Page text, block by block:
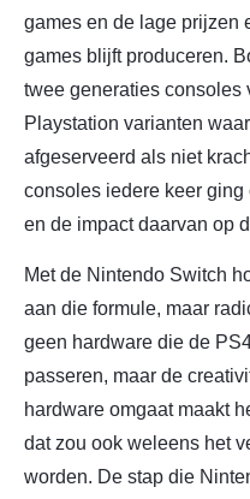
games en de lage prijzen
games blijft produceren.
twee generaties consoles
Playstation varianten
afgeserveerd als niet
consoles iedere keer
en de impact daarvan op
Met de Nintendo Switch
aan die formule, maar
geen hardware die de
passeren, maar de
hardware omgaat maakt
dat zou ook weleens het
worden. De stap die